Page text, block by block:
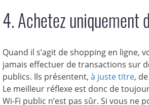
4. Achetez uniquement
Quand il s’agit de shopping en ligne,
jamais effectuer de transactions sur
publics. Ils présentent, à juste titre,
Le meilleur réflexe est donc de
Wi-Fi public n’est pas sûr. Si vous ne